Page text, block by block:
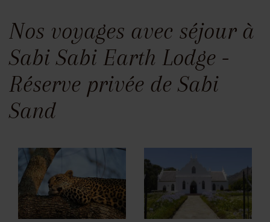
Nos voyages avec séjour à
Sabi Sabi Earth Lodge -
Réserve privée de Sabi
Sand